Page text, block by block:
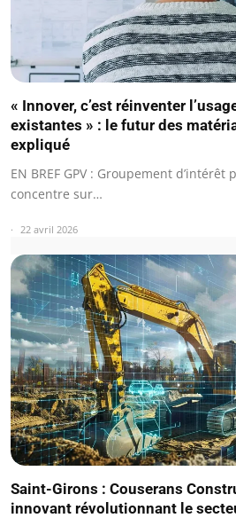
« Innover, c’est réinventer
existantes » : le futur des
expliqué
EN BREF GPV : Groupement
concentre sur…
22 avril 2026
Saint-Girons : Couserans
innovant révolutionnant le